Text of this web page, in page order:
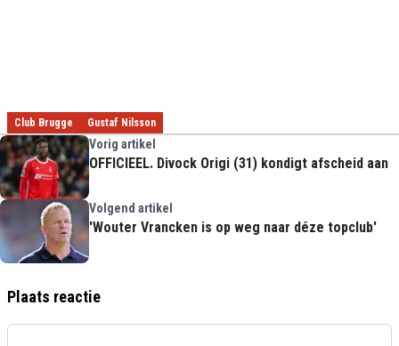
Club Brugge Gustaf Nilsson
Vorig artikel
OFFICIEEL. Divock Origi (31) kondigt afscheid aan
Volgend artikel
'Wouter Vrancken is op weg naar déze topclub'
Plaats reactie